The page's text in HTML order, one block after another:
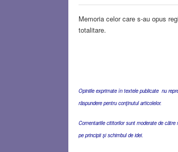
Memoria celor care s-au opus
totalitare.
Opiniile exprimate în textele publicate nu
răspundere pentru conţinutul articolelor.
Comentariile cititorilor sunt moderate de
pe principii şi schimbul de idei.